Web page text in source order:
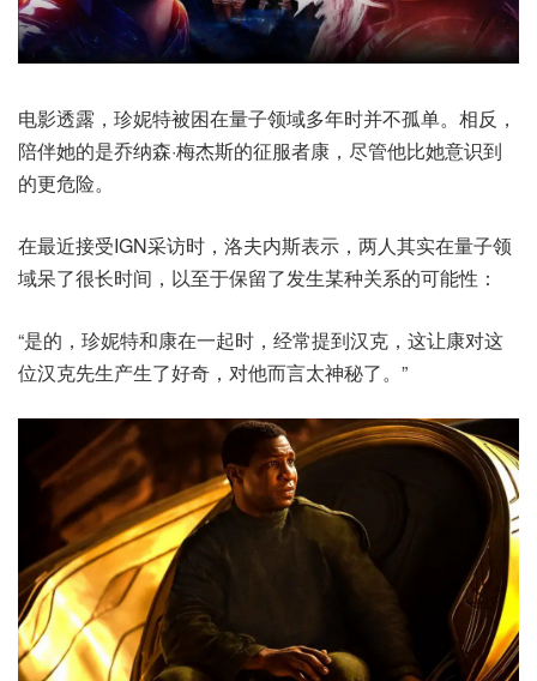
电影透露，珍妮特被困在量子领域多年时并不孤单。相反，
陪伴她的是乔纳森·梅杰斯的征服者康，尽管他比她意识到
的更危险。
在最近接受IGN采访时，洛夫内斯表示，两人其实在量子领
域呆了很长时间，以至于保留了发生某种关系的可能性：
“是的，珍妮特和康在一起时，经常提到汉克，这让康对这
位汉克先生产生了好奇，对他而言太神秘了。”